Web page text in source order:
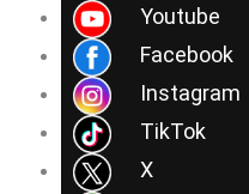
Youtube
Facebook
Instagram
TikTok
X
contenido